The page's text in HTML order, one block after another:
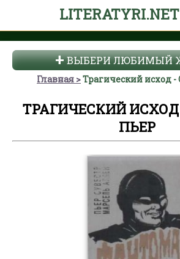
LITERATYRI.NET
ВЫБЕРИ ЛЮБИМЫЙ
Главная Трагический исход -
ТРАГИЧЕСКИЙ ИСХОД
ПЬЕР